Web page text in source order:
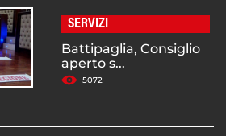
SERVIZI
Battipaglia, Consiglio
aperto s...
5072